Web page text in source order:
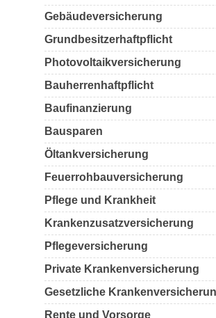
Gebäudeversicherung
Grundbesitzerhaftpflicht
Photovoltaikversicherung
Bauherrenhaftpflicht
Baufinanzierung
Bausparen
Öltankversicherung
Feuerrohbauversicherung
Pflege und Krankheit
Krankenzusatzversicherung
Pflegeversicherung
Private Krankenversicherung
Gesetzliche
Rente und Vorsorge